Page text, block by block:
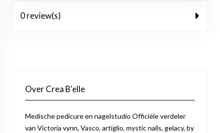
0 review(s)
Over Crea B'elle
Medische pedicure en nagelstudio Officiële verdeler
van Victoria vynn, Vasco, artiglio, mystic nails, gelacy, by